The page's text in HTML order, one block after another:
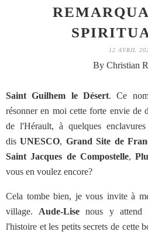
12 AVRIL
By Christian
Saint Guilhem le Désert. Ce
résonner en moi cette forte envie de
de l'Hérault, à quelques
disUNESCO, Grand Site de
Saint Jacques de Compostelle,
vous en voulez encore?
Cela tombe bien, je vous invite à
village. Aude-Lise nous y attend
l'histoire et les petits secrets de cette